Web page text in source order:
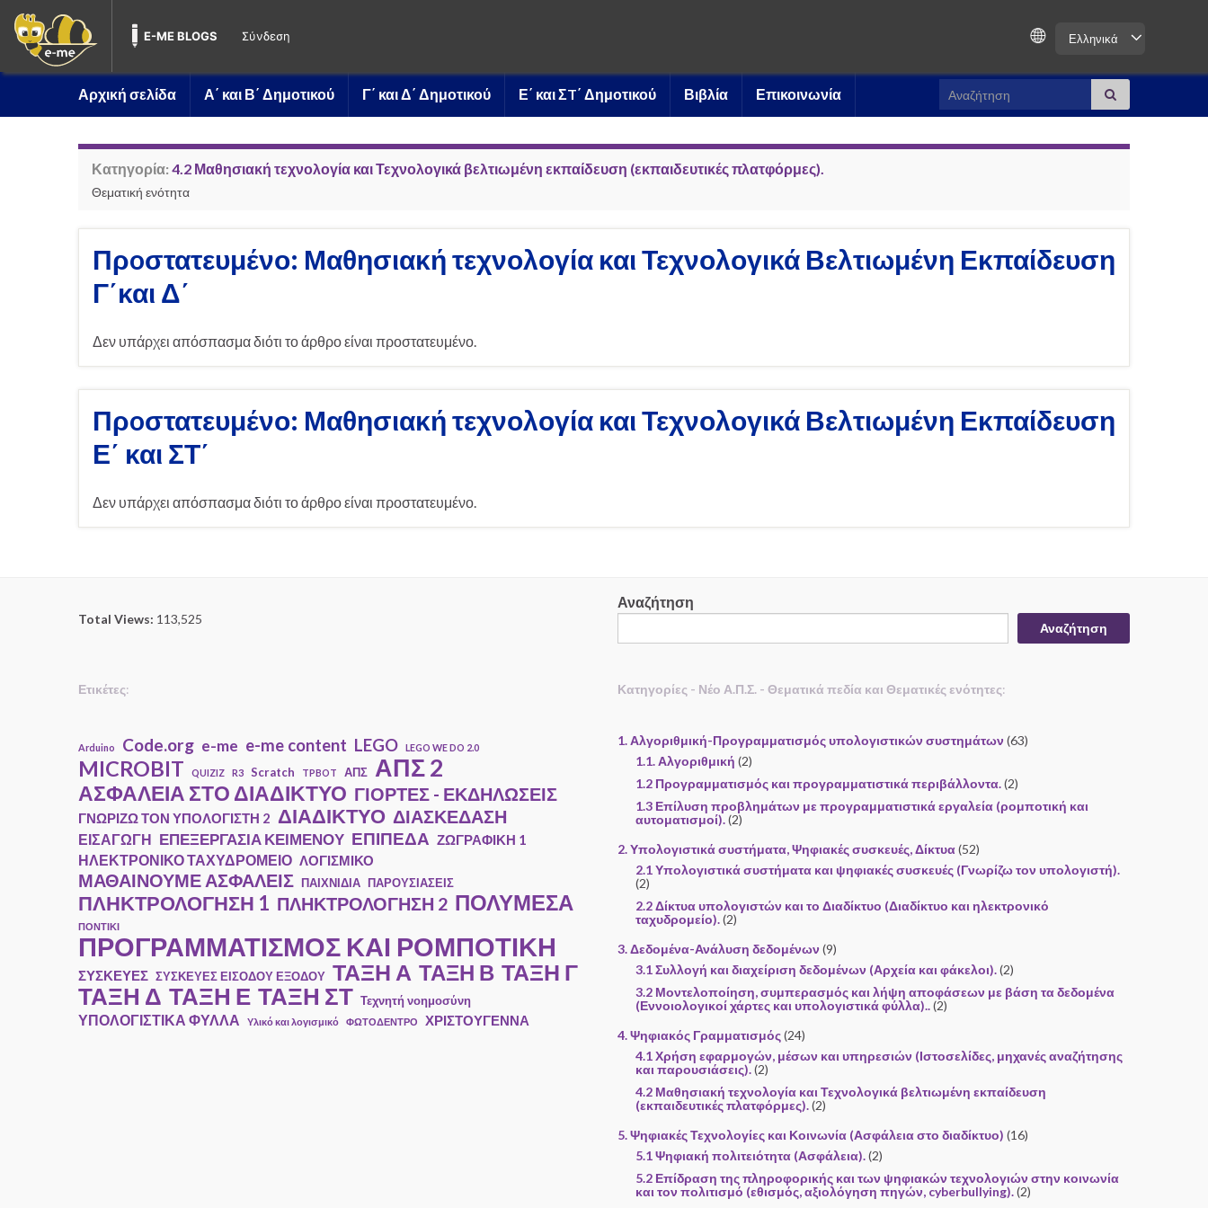
Ελληνικά
E-ME BLOGS Σύνδεση
Αρχική σελίδα Α΄ και Β΄ Δημοτικού Γ΄ και Δ΄ Δημοτικού Ε΄ και ΣT΄ Δημοτικού Βιβλία Επικοινωνία Search for:
Κατηγορία: 4.2 Μαθησιακή τεχνολογία και Τεχνολογικά βελτιωμένη εκπαίδευση (εκπαιδευτικές πλατφόρμες).
Θεματική ενότητα
Πρoστατευμένο: Μαθησιακή τεχνολογία και Τεχνολογικά Βελτιωμένη Εκπαίδευση
Γ΄και Δ΄
Δεν υπάρχει απόσπασμα διότι το άρθρο είναι προστατευμένο.
Πρoστατευμένο: Μαθησιακή τεχνολογία και Τεχνολογικά Βελτιωμένη Εκπαίδευση
Ε΄ και ΣΤ΄
Δεν υπάρχει απόσπασμα διότι το άρθρο είναι προστατευμένο.
Total Views: 113,525
Αναζήτηση
Αναζήτηση
Ετικέτες: Κατηγορίες - Νέο Α.Π.Σ. - Θεματικά πεδία και Θεματικές ενότητες:
Arduino Code.org e-me e-me content LEGO LEGO WE DO 2.0
MICROBIT QUIZIZ R3 Scratch TPBOT ΑΠΣ ΑΠΣ 2
ΑΣΦΑΛΕΙΑ ΣΤΟ ΔΙΑΔΙΚΤΥΟ ΓΙΟΡΤΕΣ - ΕΚΔΗΛΩΣΕΙΣ
ΓΝΩΡΙΖΩ ΤΟΝ ΥΠΟΛΟΓΙΣΤΗ 2 ΔΙΑΔΙΚΤΥΟ ΔΙΑΣΚΕΔΑΣΗ
ΕΙΣΑΓΩΓΗ ΕΠΕΞΕΡΓΑΣΙΑ ΚΕΙΜΕΝΟΥ ΕΠΙΠΕΔΑ ΖΩΓΡΑΦΙΚΗ 1
ΗΛΕΚΤΡΟΝΙΚΟ ΤΑΧΥΔΡΟΜΕΙΟ ΛΟΓΙΣΜΙΚΟ
ΜΑΘΑΙΝΟΥΜΕ ΑΣΦΑΛΕΙΣ ΠΑΙΧΝΙΔΙΑ ΠΑΡΟΥΣΙΑΣΕΙΣ
ΠΛΗΚΤΡΟΛΟΓΗΣΗ 1 ΠΛΗΚΤΡΟΛΟΓΗΣΗ 2 ΠΟΛΥΜΕΣΑ
ΠΟΝΤΙΚΙ
ΠΡΟΓΡΑΜΜΑΤΙΣΜΟΣ ΚΑΙ ΡΟΜΠΟΤΙΚΗ
ΣΥΣΚΕΥΕΣ ΣΥΣΚΕΥΕΣ ΕΙΣΟΔΟΥ ΕΞΟΔΟΥ ΤΑΞΗ Α ΤΑΞΗ Β ΤΑΞΗ Γ
ΤΑΞΗ Δ ΤΑΞΗ Ε ΤΑΞΗ ΣΤ Τεχνητή νοημοσύνη
ΥΠΟΛΟΓΙΣΤΙΚΑ ΦΥΛΛΑ Υλικό και λογισμικό ΦΩΤΟΔΕΝΤΡΟ ΧΡΙΣΤΟΥΓΕΝΝΑ
1. Αλγοριθμική-Προγραμματισμός υπολογιστικών συστημάτων(63)
1.1. Αλγοριθμική (2)
1.2 Προγραμματισμός και προγραμματιστικά περιβάλλοντα.(2)
1.3 Επίλυση προβλημάτων με προγραμματιστικά εργαλεία (ρομποτική και
αυτοματισμοί).(2)
2. Υπολογιστικά συστήματα, Ψηφιακές συσκευές, Δίκτυα(52)
2.1 Υπολογιστικά συστήματα και ψηφιακές συσκευές (Γνωρίζω τον υπολογιστή).
(2)
2.2 Δίκτυα υπολογιστών και το Διαδίκτυο (Διαδίκτυο και ηλεκτρονικό
ταχυδρομείο).(2)
3. Δεδομένα-Ανάλυση δεδομένων(9)
3.1 Συλλογή και διαχείριση δεδομένων (Αρχεία και φάκελοι).(2)
3.2 Μοντελοποίηση, συμπερασμός και λήψη αποφάσεων με βάση τα δεδομένα
(Εννοιολογικοί χάρτες και υπολογιστικά φύλλα)..(2)
4. Ψηφιακός Γραμματισμός(24)
4.1 Χρήση εφαρμογών, μέσων και υπηρεσιών (Ιστοσελίδες, μηχανές αναζήτησης
και παρουσιάσεις).(2)
4.2 Μαθησιακή τεχνολογία και Τεχνολογικά βελτιωμένη εκπαίδευση
(εκπαιδευτικές πλατφόρμες).(2)
5. Ψηφιακές Τεχνολογίες και Κοινωνία (Ασφάλεια στο διαδίκτυο) (16)
5.1 Ψηφιακή πολιτειότητα (Ασφάλεια).(2)
5.2 Επίδραση της πληροφορικής και των ψηφιακών τεχνολογιών στην κοινωνία
και τον πολιτισμό (εθισμός, αξιολόγηση πηγών, cyberbullying).(2)